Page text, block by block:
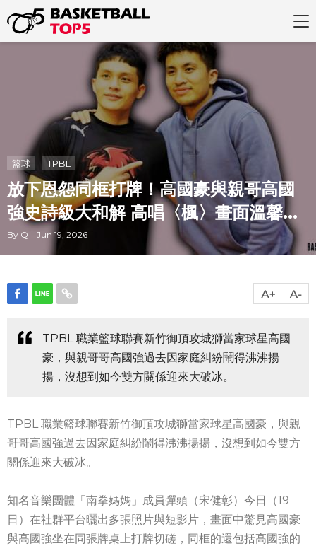
籃球 TPBL
放下恩怨同框打牌！高國豪與親哥高國
強史詩級大和解 高唱〈楓〉畫面溫馨...
By Q Jun 19, 2026
TPBL 職業籃球聯賽新竹御頂攻城獅當家球星高國
豪，與親哥哥高國強過去因家庭糾紛鬧得沸沸揚
揚，沒想到如今雙方關係迎來大破冰。
TPBL 職業籃球聯賽新竹御頂攻城獅當家球星高國豪，與親
哥哥高國強過去因家庭糾紛鬧得沸沸揚揚，沒想到如今雙方
關係迎來大破冰。
知名音樂團體「南拳媽媽」成員彈頭（宋健彰）今日（19
日）在社群平台曬出多張照片與短影片，畫面中驚見高國豪
與高國強坐在同張牌桌上打牌切磋，同框的還包括高國強的